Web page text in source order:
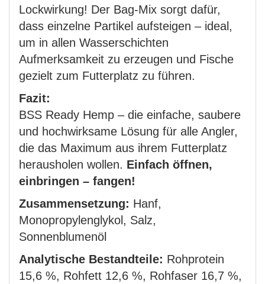
Lockwirkung! Der Bag-Mix sorgt dafür,
dass einzelne Partikel aufsteigen – ideal,
um in allen Wasserschichten
Aufmerksamkeit zu erzeugen und Fische
gezielt zum Futterplatz zu führen.
Fazit:
BSS Ready Hemp – die einfache, saubere
und hochwirksame Lösung für alle Angler,
die das Maximum aus ihrem Futterplatz
herausholen wollen. Einfach öffnen,
einbringen – fangen!
Zusammensetzung: Hanf,
Monopropylenglykol, Salz,
Sonnenblumenöl
Analytische Bestandteile: Rohprotein
15,6 %, Rohfett 12,6 %, Rohfaser 16,7 %,